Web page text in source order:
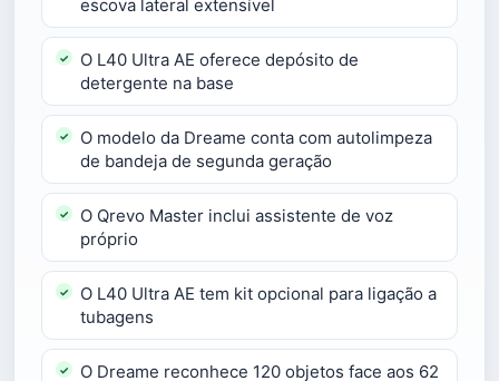
escova lateral extensível
O L40 Ultra AE oferece depósito de
detergente na base
O modelo da Dreame conta com autolimpeza
de bandeja de segunda geração
O Qrevo Master inclui assistente de voz
próprio
O L40 Ultra AE tem kit opcional para ligação a
tubagens
O Dreame reconhece 120 objetos face aos 62